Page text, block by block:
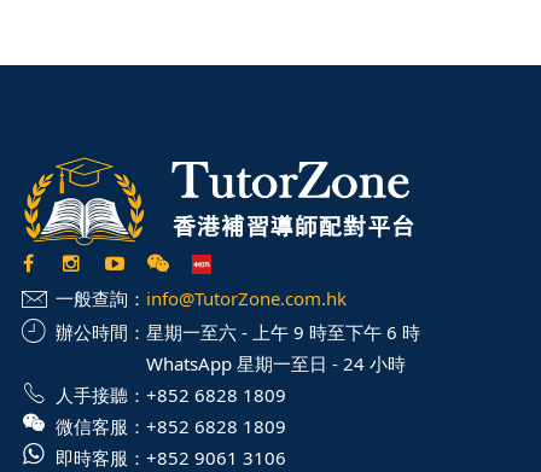
一般查詢： info@TutorZone.com.hk
辦公時間： 星期一至六 - 上午 9 時至下午 6 時
WhatsApp 星期一至日 - 24 小時
人手接聽： +852 6828 1809
微信客服： +852 6828 1809
即時客服： +852 9061 3106